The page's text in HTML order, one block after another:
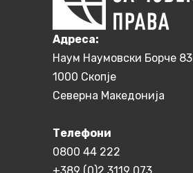
Aдреса:
Наум Наумовски Борче 83
1000 Скопје
Северна Македонија
Телефони
0800 44 222